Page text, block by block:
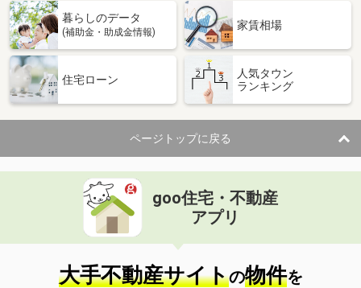
暮らしのデータ
(補助金・助成金情報)
家賃相場
住宅ローン
人気タウン
ランキング
ページトップに戻る
goo住宅・不動産
アプリ
大手不動産サイトの物件を